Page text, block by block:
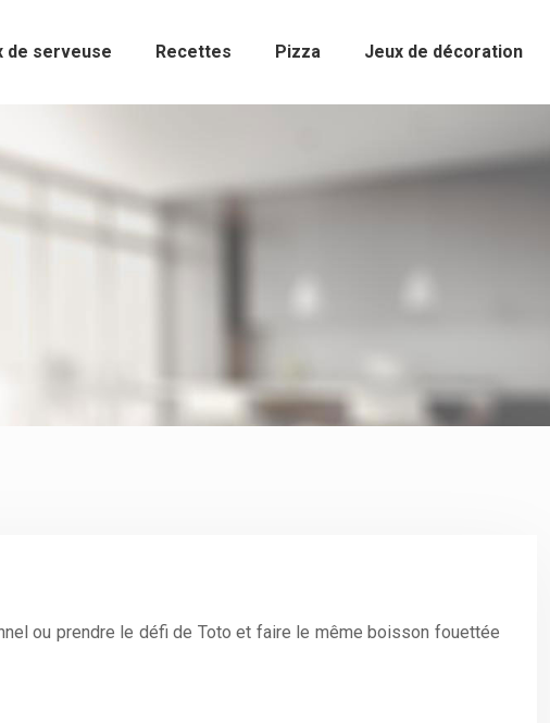
de serveuse Recettes Pizza Jeux de décoration
ou prendre le défi de Toto et faire le même boisson fouettée